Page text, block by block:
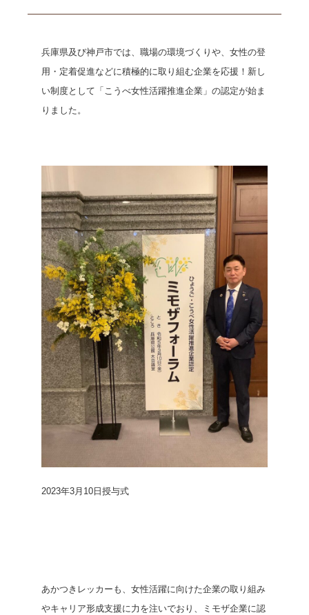
兵庫県及び神戸市では、職場の環境づくりや、女性の登
用・定着促進などに積極的に取り組む企業を応援！ 新し
い制度として「こうべ女性活躍推進企業」の認定が始ま
りました。
2023年3月10日授与式
あかつきレッカーも、女性活躍に向けた企業の取り組み
やキャリア形成支援に力を注いでおり、ミモザ企業に認